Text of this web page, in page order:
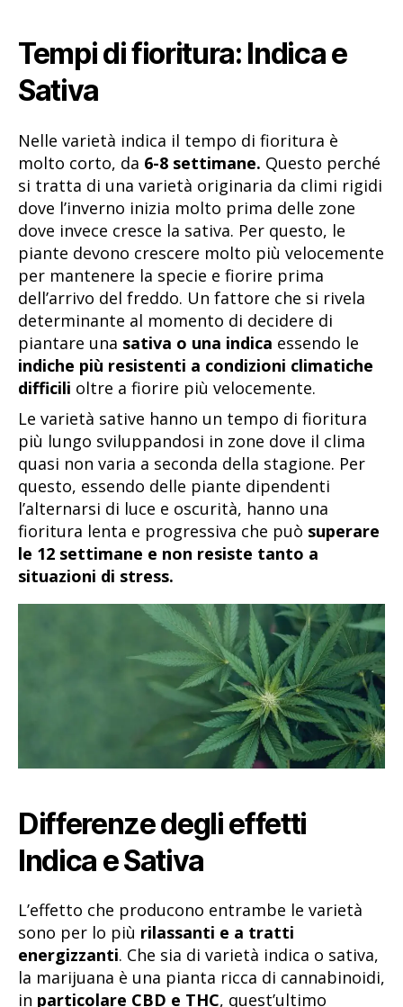
Tempi di fioritura: Indica e
Sativa
Nelle varietà indica il tempo di fioritura è
molto corto, da 6-8 settimane. Questo perché
si tratta di una varietà originaria da climi rigidi
dove l’inverno inizia molto prima delle zone
dove invece cresce la sativa. Per questo, le
piante devono crescere molto più velocemente
per mantenere la specie e fiorire prima
dell’arrivo del freddo. Un fattore che si rivela
determinante al momento di decidere di
piantare una sativa o una indica essendo le
indiche più resistenti a condizioni climatiche
difficili oltre a fiorire più velocemente.
Le varietà sative hanno un tempo di fioritura
più lungo sviluppandosi in zone dove il clima
quasi non varia a seconda della stagione. Per
questo, essendo delle piante dipendenti
l’alternarsi di luce e oscurità, hanno una
fioritura lenta e progressiva che può superare
le 12 settimane e non resiste tanto a
situazioni di stress.
Differenze degli effetti
Indica e Sativa
L’effetto che producono entrambe le varietà
sono per lo più rilassanti e a tratti
energizzanti. Che sia di varietà indica o sativa,
la marijuana è una pianta ricca di cannabinoidi,
in particolare CBD e THC, quest’ultimo